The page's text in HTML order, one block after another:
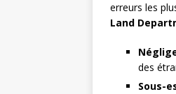
erreurs les
Land
des
Sous-